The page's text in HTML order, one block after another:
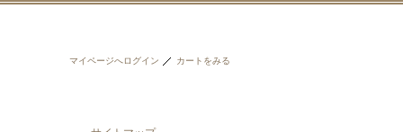
マイページへログイン カートをみる